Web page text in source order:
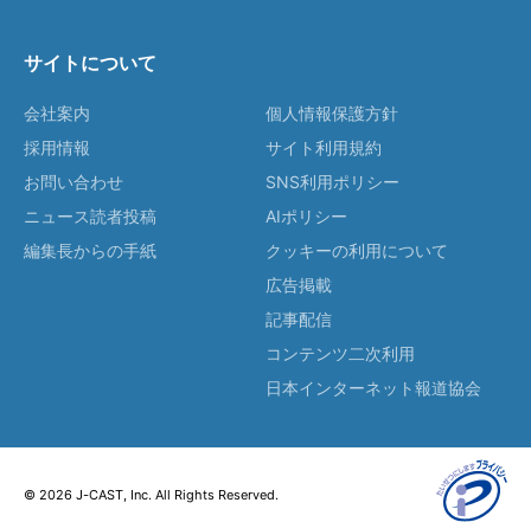
サイトについて
会社案内
採用情報
お問い合わせ
ニュース読者投稿
編集長からの手紙
個人情報保護方針
サイト利用規約
SNS利用ポリシー
AIポリシー
クッキーの利用について
広告掲載
記事配信
コンテンツ二次利用
日本インターネット報道協会
© 2026 J-CAST, Inc. All Rights Reserved.